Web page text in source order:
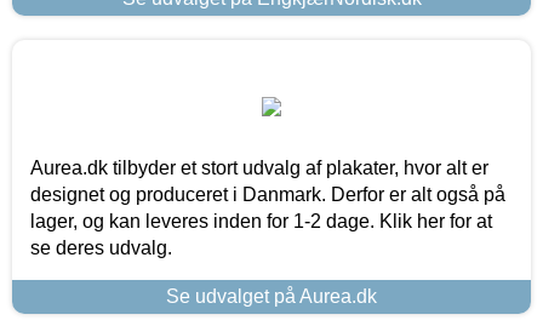
Aurea.dk tilbyder et stort udvalg af plakater, hvor alt er
designet og produceret i Danmark. Derfor er alt også på
lager, og kan leveres inden for 1-2 dage. Klik her for at
se deres udvalg.
Se udvalget på Aurea.dk